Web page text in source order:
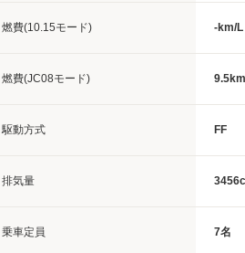
燃費(10.15モード) -km/L
燃費(JC08モード)
駆動方式 FF
排気量
乗車定員 7名